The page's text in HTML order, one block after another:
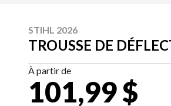
STIHL 2026
TROUSSE DE
À partir de
101,99 $